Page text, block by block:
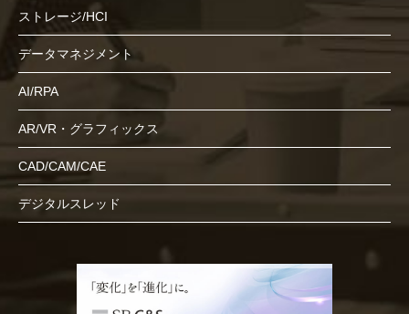
ストレージ/HCI
データマネジメント
AI/RPA
AR/VR・グラフィックス
CAD/CAM/CAE
デジタルスレッド